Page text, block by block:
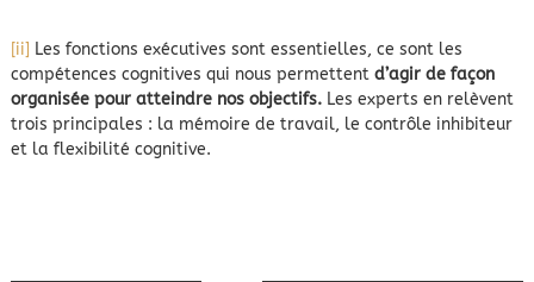
[ii] Les fonctions exécutives sont essentielles, ce sont les
compétences cognitives qui nous permettent d’agir de façon
organisée pour atteindre nos objectifs.Les experts en relèvent
trois principales : la mémoire de travail, le contrôle inhibiteur
et la flexibilité cognitive.